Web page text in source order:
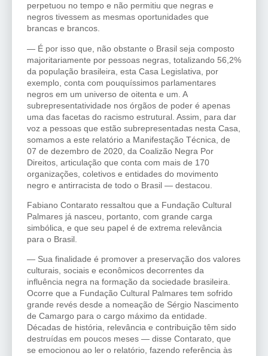
perpetuou no tempo e não permitiu que negras e
negros tivessem as mesmas oportunidades que
brancas e brancos.
— É por isso que, não obstante o Brasil seja composto
majoritariamente por pessoas negras, totalizando 56,2%
da população brasileira, esta Casa Legislativa, por
exemplo, conta com pouquíssimos parlamentares
negros em um universo de oitenta e um. A
subrepresentatividade nos órgãos de poder é apenas
uma das facetas do racismo estrutural. Assim, para dar
voz a pessoas que estão subrepresentadas nesta Casa,
somamos a este relatório a Manifestação Técnica, de
07 de dezembro de 2020, da Coalizão Negra Por
Direitos, articulação que conta com mais de 170
organizações, coletivos e entidades do movimento
negro e antirracista de todo o Brasil — destacou.
Fabiano Contarato ressaltou que a Fundação Cultural
Palmares já nasceu, portanto, com grande carga
simbólica, e que seu papel é de extrema relevância
para o Brasil.
— Sua finalidade é promover a preservação dos valores
culturais, sociais e econômicos decorrentes da
influência negra na formação da sociedade brasileira.
Ocorre que a Fundação Cultural Palmares tem sofrido
grande revés desde a nomeação de Sérgio Nascimento
de Camargo para o cargo máximo da entidade.
Décadas de história, relevância e contribuição têm sido
destruídas em poucos meses — disse Contarato, que
se emocionou ao ler o relatório, fazendo referência às